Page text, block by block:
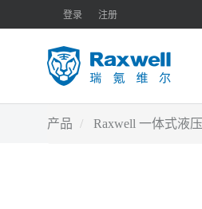
登录 注册
产品 Raxwell 一体式液